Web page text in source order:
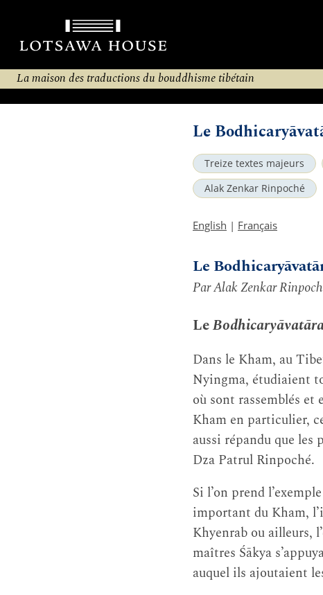
La maison des traductions du bouddhisme tibétain
Le
Treize textes majeurs
Alak Zenkar Rinpoché
English | Français
Le
Par Alak Zenkar
Le
Dans le Kham, au
Nyingma, étudiaient
où sont rassemblés
Kham en particulier,
aussi répandu que les
Dza Patrul Rinpoché.
Si l’on prend
important du Kham,
Khyenrab ou ailleurs,
maîtres Śākya
auquel ils ajoutaient